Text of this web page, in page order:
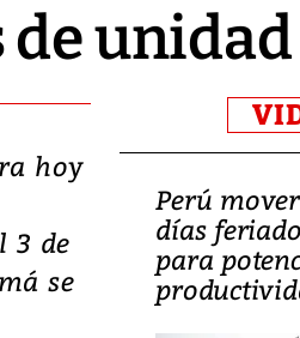
de unidad
hoy
3 de
se
y
Perú
días
para